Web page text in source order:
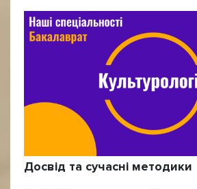
Досвід та сучасні методики